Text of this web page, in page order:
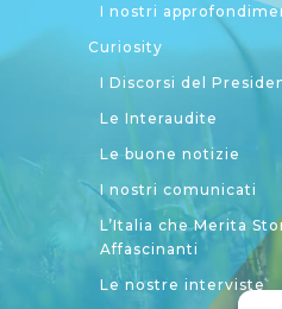
I nostri
Curiosity
I Discorsi del
Le Interaudite
Le buone notizie
I nostri comunicati
L’Italia che Merita
Affascinanti
Le nostre interviste